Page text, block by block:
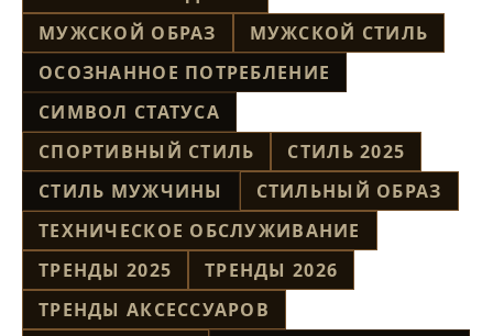
МУЖСКОЙ ОБРАЗ
МУЖСКОЙ СТИЛЬ
ОСОЗНАННОЕ ПОТРЕБЛЕНИЕ
СИМВОЛ СТАТУСА
СПОРТИВНЫЙ СТИЛЬ
СТИЛЬ 2025
СТИЛЬ МУЖЧИНЫ
СТИЛЬНЫЙ ОБРАЗ
ТЕХНИЧЕСКОЕ ОБСЛУЖИВАНИЕ
ТРЕНДЫ 2025
ТРЕНДЫ 2026
ТРЕНДЫ АКСЕССУАРОВ